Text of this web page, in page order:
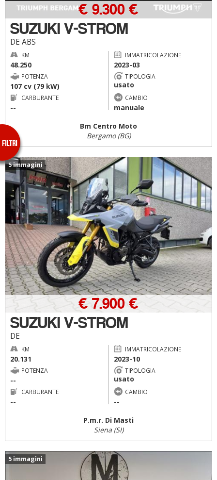
SUZUKI V-STROM
DE ABS
€ 9.300 €
KM
48.250
IMMATRICOLAZIONE
2023-03
POTENZA
107 cv (79 kW)
TIPOLOGIA
usato
CARBURANTE
--
CAMBIO
manuale
Bm Centro Moto
Bergamo (BG)
5 immagini
SUZUKI V-STROM
DE
€ 7.900 €
KM
20.131
IMMATRICOLAZIONE
2023-10
POTENZA
--
TIPOLOGIA
usato
CARBURANTE
--
CAMBIO
--
P.m.r. Di Masti
Siena (SI)
5 immagini